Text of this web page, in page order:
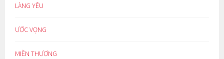
LÀNG YÊU
ƯỚC VỌNG
MIỀN THƯƠNG